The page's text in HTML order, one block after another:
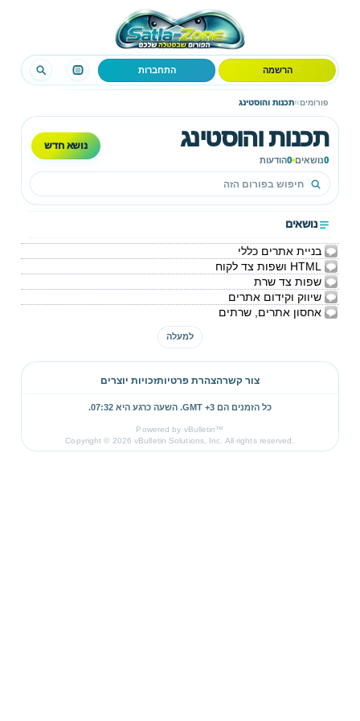
הרשמה התחברות
פורומים›
›תכנות והוסטינג
תכנות והוסטינג
0נושאים 0הודעות
נושא חדש
נושאים
בניית אתרים כללי
HTML ושפות צד לקוח
שפות צד שרת
שיווק וקידום אתרים
אחסון אתרים, שרתים
למעלה
צור קשרהצהרת פרטיותזכויות יוצרים
כל הזמנים הם GMT +3. השעה כרגע היא 07:32
.
Powered by vBulletin™
Copyright © 2026 vBulletin Solutions, Inc. All rights reserved.